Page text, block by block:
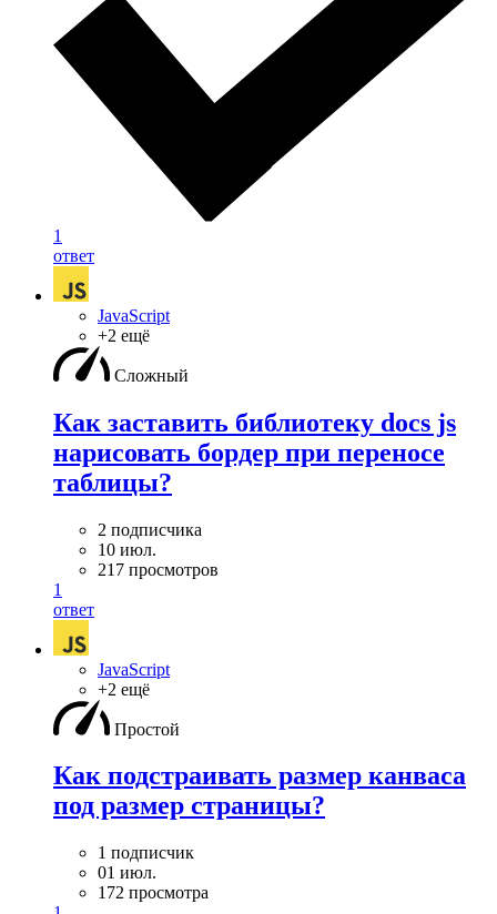
1
ответ
JavaScript
+2 ещё
Сложный
Как заставить библиотеку docs js
нарисовать бордер при переносе
таблицы?
2 подписчика
10 июл.
217 просмотров
1
ответ
JavaScript
+2 ещё
Простой
Как подстраивать размер канваса
под размер страницы?
1 подписчик
01 июл.
172 просмотра